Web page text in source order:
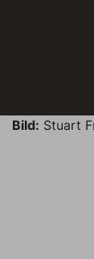
Bild: Stuart